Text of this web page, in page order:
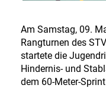
Am Samstag, 09.
Rangturnen des
startete die
Hindernis- und
dem 60-Meter-